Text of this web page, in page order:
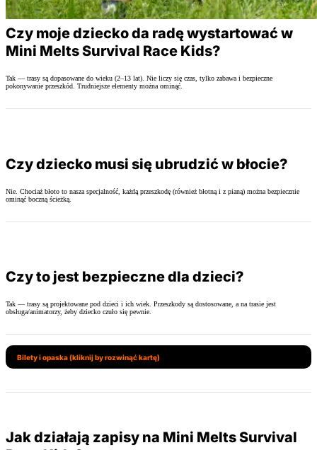
Czy moje dziecko da radę wystartować w
Mini Melts Survival Race Kids?
Tak — trasy są dopasowane do wieku (2–13 lat). Nie liczy się czas, tylko zabawa i bezpieczne
pokonywanie przeszkód. Trudniejsze elementy można ominąć.
Czy dziecko musi się ubrudzić w błocie?
Nie. Chociaż błoto to nasza specjalność, każdą przeszkodę (również błotną i z pianą) można bezpiecznie
ominąć boczną ścieżką.
Czy to jest bezpieczne dla dzieci?
Tak — trasy są projektowane pod dzieci i ich wiek. Przeszkody są dostosowane, a na trasie jest
obsługa/animatorzy, żeby dziecko czuło się pewnie.
Bilety i opaska (kliknij by rozwinąć kartę)
Jak działają zapisy na Mini Melts Survival